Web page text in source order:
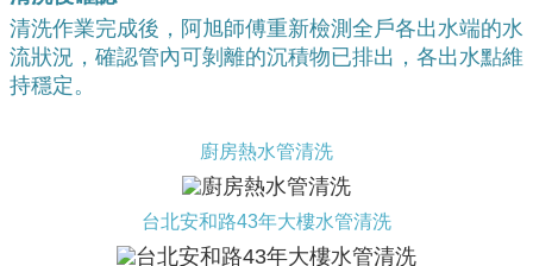
清洗作業完成後，阿旭師傅重新檢測全戶各出水端的水
流狀況，確認管內可剝離的沉積物已排出，各出水點維
持穩定。
廚房熱水管清洗
台北安和路43年大樓水管清洗